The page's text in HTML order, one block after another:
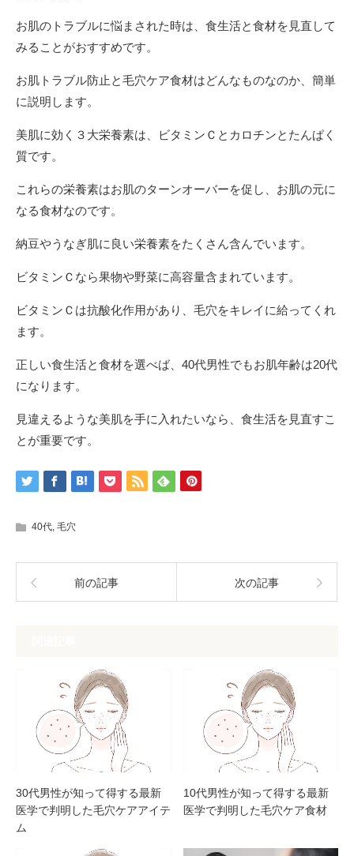
お肌のトラブルに悩まされた時は、食生活と食材を見直して
みることがおすすめです。
お肌トラブル防止と毛穴ケア食材はどんなものなのか、簡単
に説明します。
美肌に効く３大栄養素は、ビタミンＣとカロチンとたんぱく
質です。
これらの栄養素はお肌のターンオーバーを促し、お肌の元に
なる食材なのです。
納豆やうなぎ肌に良い栄養素をたくさん含んでいます。
ビタミンＣなら果物や野菜に高容量含まれています。
ビタミンＣは抗酸化作用があり、毛穴をキレイに給ってくれ
ます。
正しい食生活と食材を選べば、40代男性でもお肌年齢は20代
になります。
見違えるような美肌を手に入れたいなら、食生活を見直すこ
とが重要です。
40代 毛穴
前の記事 次の記事
30代男性が知って得する最新
医学で判明した毛穴ケアアイテ
ム
10代男性が知って得する最新
医学で判明した毛穴ケア食材